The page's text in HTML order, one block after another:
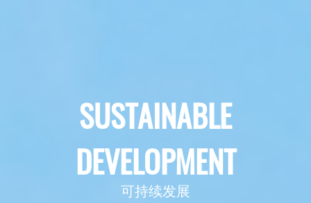
SUSTAINABLE
DEVELOPMENT
可持续发展